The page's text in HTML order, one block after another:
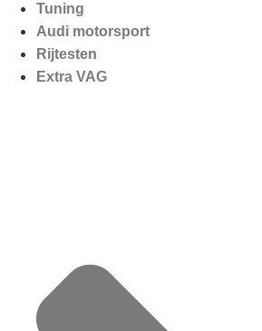
Tuning
Audi motorsport
Rijtesten
Extra VAG